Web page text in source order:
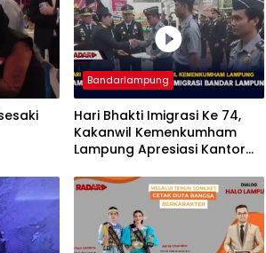
Bandarlampung
Hari Bhakti Imigrasi Ke 74,
Kakanwil Kemenkumham
Lampung Apresiasi Kantor